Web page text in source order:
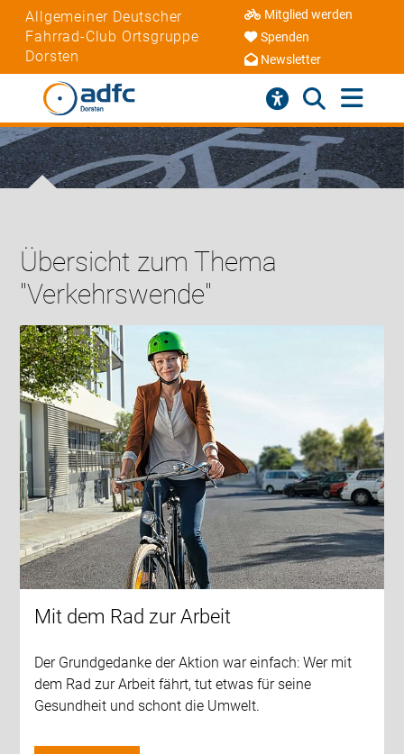
Allgemeiner Deutscher
Fahrrad-Club Ortsgruppe
Dorsten
Mitglied werden
Spenden
Newsletter
Übersicht zum Thema
"Verkehrswende"
Mit dem Rad zur Arbeit
Der Grundgedanke der Aktion war einfach: Wer mit
dem Rad zur Arbeit fährt, tut etwas für seine
Gesundheit und schont die Umwelt.